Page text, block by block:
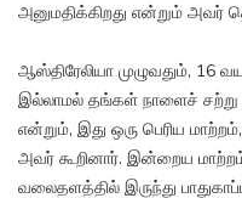
அனுமதிக்கிறது என்றும் அவர்
ஆஸ்திரேலியா முழுவதும், 16
இல்லாமல் தங்கள் நாளைச் சற்று
என்றும், இது ஒரு பெரிய
அவர் கூறினார். இன்றைய
வலைதளத்தில் இருந்து